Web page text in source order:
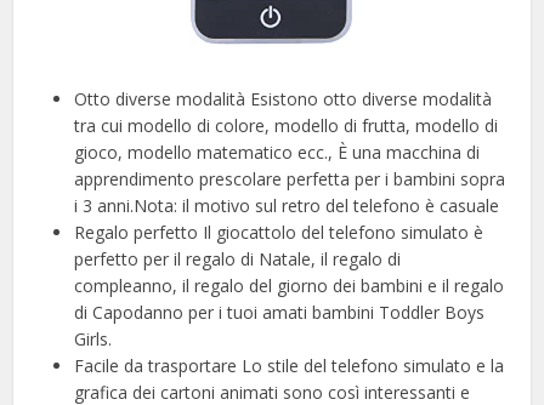
Otto diverse modalità Esistono otto diverse modalità
tra cui modello di colore, modello di frutta, modello di
gioco, modello matematico ecc., È una macchina di
apprendimento prescolare perfetta per i bambini sopra
i 3 anni.Nota: il motivo sul retro del telefono è casuale
Regalo perfetto Il giocattolo del telefono simulato è
perfetto per il regalo di Natale, il regalo di
compleanno, il regalo del giorno dei bambini e il regalo
di Capodanno per i tuoi amati bambini Toddler Boys
Girls.
Facile da trasportare Lo stile del telefono simulato e la
grafica dei cartoni animati sono così interessanti e